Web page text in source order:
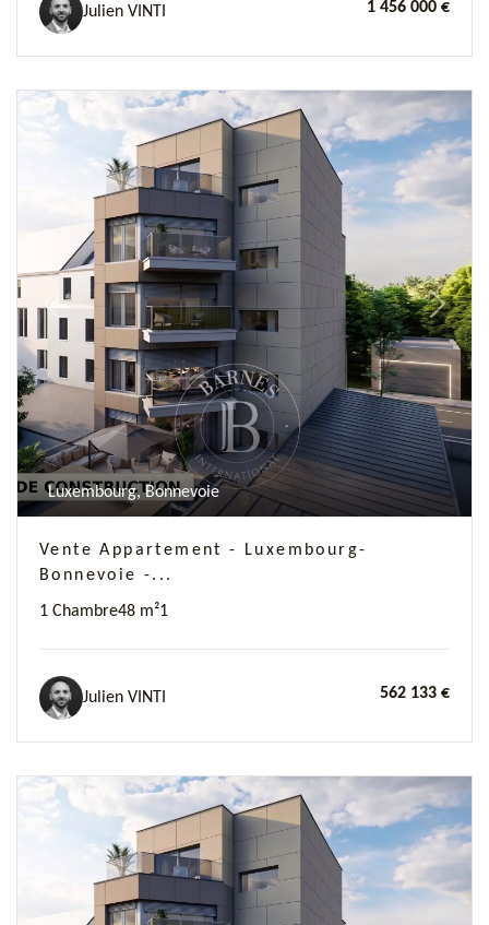
Julien VINTI 1 456 000 €
Previous Next
Luxembourg, Bonnevoie
Vente Appartement - Luxembourg-
Bonnevoie -...
1 Chambre48 m²1
Julien VINTI 562 133 €